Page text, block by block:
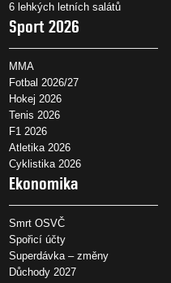
6 lehkých letních salátů
Sport 2026
MMA
Fotbal 2026/27
Hokej 2026
Tenis 2026
F1 2026
Atletika 2026
Cyklistika 2026
Ekonomika
Smrt OSVČ
Spořicí účty
Superdávka – změny
Důchody 2027